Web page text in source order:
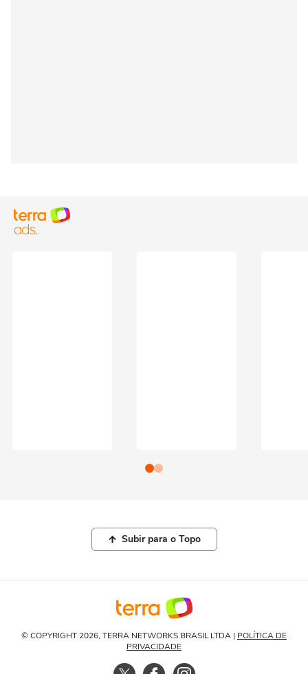
Subir para o Topo
© COPYRIGHT 2026, TERRA NETWORKS BRASIL LTDA | POLÍTICA DE
PRIVACIDADE